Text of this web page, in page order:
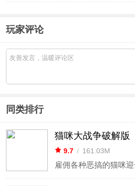
玩家评论
同类排行
猫咪大战争破解版
9.7 / 161.03M
雇佣各种恶搞的猫咪迎